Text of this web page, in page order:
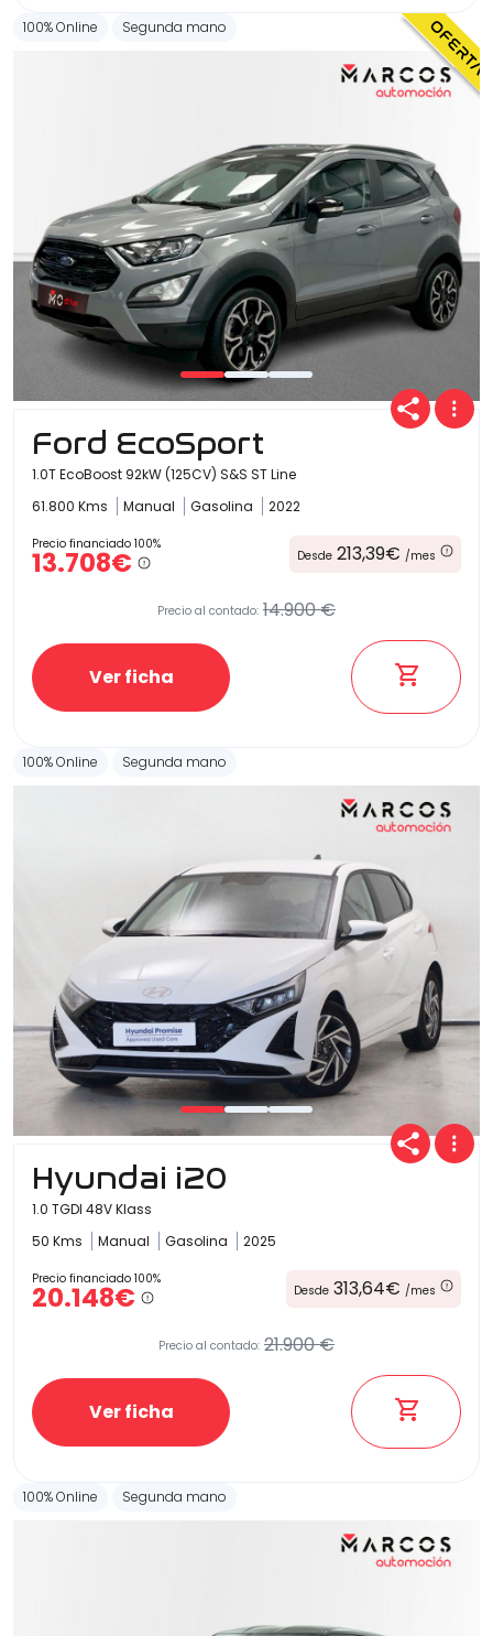
100% Online Segunda mano
Ford EcoSport
1.0T EcoBoost 92kW (125CV) S&S ST Line
61.800 Kms
Manual Gasolina 2022
Precio financiado 100%
13.708€ Desde 213,39€ /mes
Precio al contado: 14.900 €
Ver ficha
100% Online Segunda mano
Hyundai i20
1.0 TGDI 48V Klass
50 Kms
Manual Gasolina 2025
Precio financiado 100%
20.148€ Desde 313,64€ /mes
Precio al contado: 21.900 €
Ver ficha
100% Online Segunda mano